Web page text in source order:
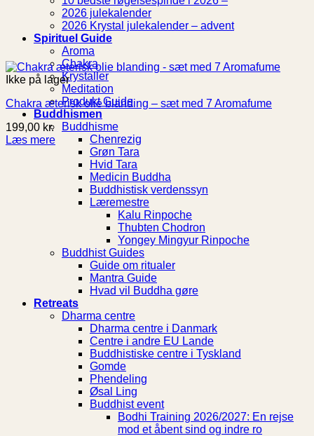
2026 julekalender
2026 Krystal julekalender – advent
Spirituel Guide
Aroma
Chakra
Krystaller
Meditation
Produkt Guide
Buddhismen
Buddhisme
Chenrezig
Grøn Tara
Hvid Tara
Medicin Buddha
Buddhistisk verdenssyn
Læremestre
Kalu Rinpoche
Thubten Chodron
Yongey Mingyur Rinpoche
Buddhist Guides
Guide om ritualer
Mantra Guide
Hvad vil Buddha gøre
Retreats
Dharma centre
Dharma centre i Danmark
Centre i andre EU Lande
Buddhistiske centre i Tyskland
Gomde
Phendeling
Øsal Ling
Buddhist event
Bodhi Training 2026/2027: En rejse
mod et åbent sind og indre ro
Ikke på lager
Chakra æterisk olie blanding – sæt med 7 Aromafume
199,00 kr.
Læs mere